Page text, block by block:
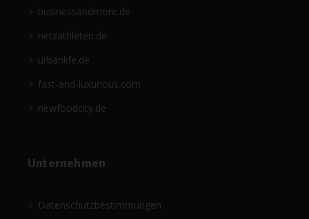
businessandmore.de
netzathleten.de
urbanlife.de
fast-and-luxurious.com
newfoodcity.de
Unternehmen
Datenschutzbestimmungen